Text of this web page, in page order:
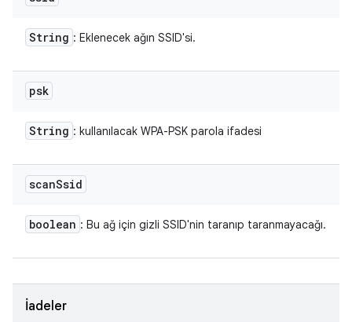
String : Eklenecek ağın SSID'si.
psk
String : kullanılacak WPA-PSK parola ifadesi
scanSsid
boolean : Bu ağ için gizli SSID'nin taranıp taranmayacağı.
İadeler